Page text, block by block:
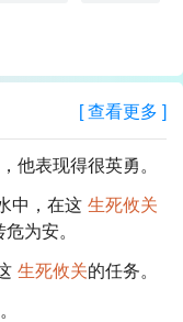
[ 查看更多 ]
他表现得很英勇。
中，在这 生死攸关
为安。
生死攸关的任务。